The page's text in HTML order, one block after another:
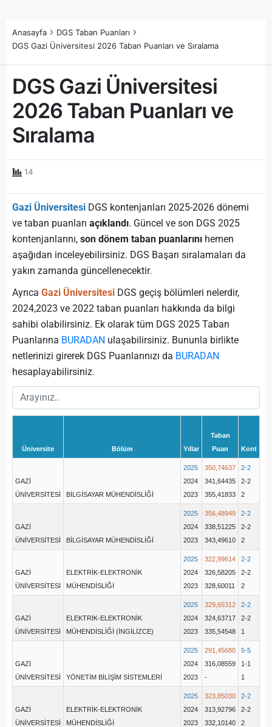
Anasayfa
DGS Taban Puanları
DGS Gazi Üniversitesi 2026 Taban Puanları ve Sıralama
DGS Gazi Üniversitesi
2026 Taban Puanları ve
Sıralama
14
Gazi Üniversitesi DGS kontenjanları 2025-2026 dönemi
ve taban puanları açıklandı. Güncel ve son DGS 2025
kontenjanlarını, son dönem taban puanlarını hemen
aşağıdan inceleyebilirsiniz. DGS Başarı sıralamaları da
yakın zamanda güncellenecektir.
Ayrıca Gazi Üniversitesi DGS geçiş bölümleri nelerdir,
2024,2023 ve 2022 taban puanları hakkında da bilgi
sahibi olabilirsiniz. Ek olarak tüm DGS 2025 Taban
Puanlarına BURADAN ulaşabilirsiniz. Bununla birlikte
netlerinizi girerek DGS Puanlarınızı da BURADAN
hesaplayabilirsiniz.
Üniversite Bölüm Yıllar
Taban
Puan
Kont
GAZİ
ÜNİVERSİTESİ
BİLGİSAYAR MÜHENDİSLİĞİ
2025
2024
2023
350,74637
341,64435
355,41833
2-2
2-2
2
GAZİ
ÜNİVERSİTESİ
BİLGİSAYAR MÜHENDİSLİĞİ
2025
2024
2023
356,48949
338,51225
343,49610
2-2
2-2
2
GAZİ
ÜNİVERSİTESİ
ELEKTRİK-ELEKTRONİK
MÜHENDİSLİĞİ
2025
2024
2023
322,99614
326,58205
328,60011
2-2
2-2
2
GAZİ
ÜNİVERSİTESİ
ELEKTRİK-ELEKTRONİK
MÜHENDİSLİĞİ (İNGİLİZCE)
2025
2024
2023
329,65312
324,63717
335,54548
2-2
2-2
1
GAZİ
ÜNİVERSİTESİ
YÖNETİM BİLİŞİM SİSTEMLERİ
2025
2024
2023
291,45680
316,08559
-
5-5
1-1
1
GAZİ
ÜNİVERSİTESİ
ELEKTRİK-ELEKTRONİK
MÜHENDİSLİĞİ
2025
2024
2023
323,85030
313,92796
332,10140
2-2
2-2
2